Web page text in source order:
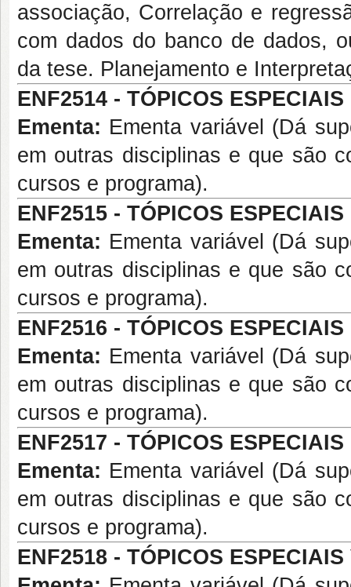
associação, Correlação e
com dados do banco de dados,
da tese. Planejamento e
ENF2514 - TÓPICOS
Ementa: Ementa variável (Dá
em outras disciplinas e que são
cursos e programa).
ENF2515 - TÓPICOS
Ementa: Ementa variável (Dá
em outras disciplinas e que são
cursos e programa).
ENF2516 - TÓPICOS
Ementa: Ementa variável (Dá
em outras disciplinas e que são
cursos e programa).
ENF2517 - TÓPICOS
Ementa: Ementa variável (Dá
em outras disciplinas e que são
cursos e programa).
ENF2518 - TÓPICOS